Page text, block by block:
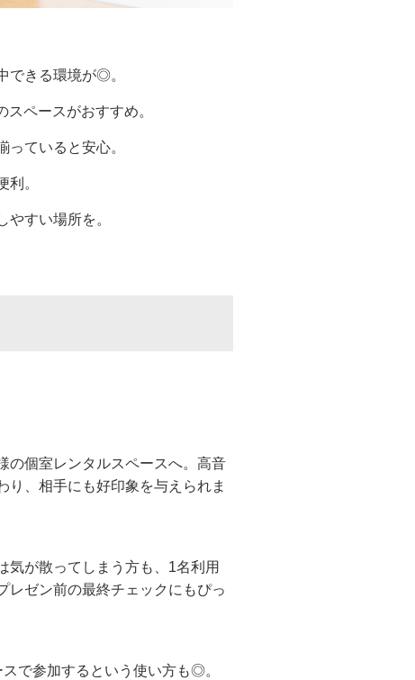
できる環境が◎。
ペースがおすすめ。
ていると安心。
。
すい場所を。
の個室レンタルスペースへ。高音
り、相手にも好印象を与えられま
気が散ってしまう方も、1名利用
レゼン前の最終チェックにもぴっ
で参加するという使い方も◎。